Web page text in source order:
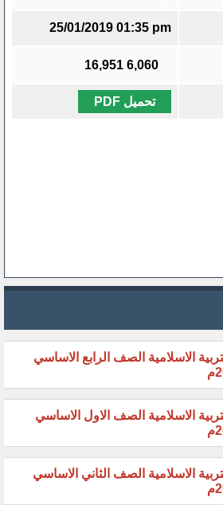
25/01/2019 01:35 pm
6,060
16,951
تحميل PDF
الاسلامية الصف الرابع الاساسي
الاسلامية الصف الاول الاساسي
الاسلامية الصف الثاني الاساسي